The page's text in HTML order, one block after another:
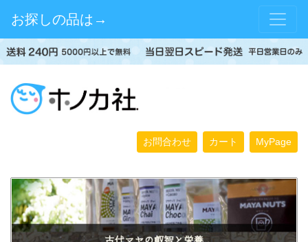
お探しの品は→
お問合わせ カート MyPage